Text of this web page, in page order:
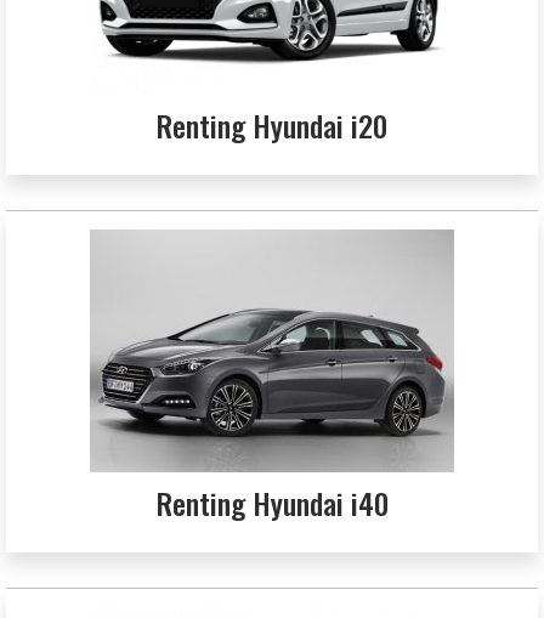
Renting Hyundai i20
Renting Hyundai i40